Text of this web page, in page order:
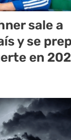
sale a
y se
en